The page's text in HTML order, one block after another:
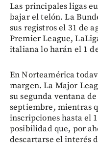
Las principales ligas
bajar el telón. La
sus registros el 31 de
Premier League,
italiana lo harán el 1
En Norteamérica
margen. La Major
su segunda ventana
septiembre, mientras
inscripciones hasta el
posibilidad que, por
descartarse el interés